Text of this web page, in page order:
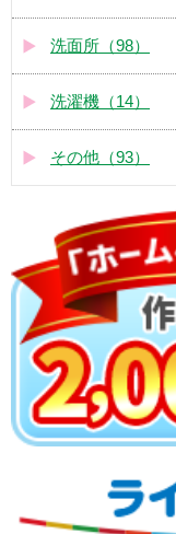
洗面所（98）
洗濯機（14）
その他（93）